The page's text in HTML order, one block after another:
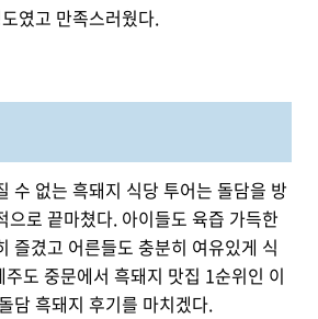
였고 만족스러웠다.
수 없는 흑돼지 식당 투어는 돌담을 방
으로 끝마쳤다. 아이들도 육즙 가득한
즐겼고 어른들도 충분히 여유있게 식
도 중문에서 흑돼지 맛집 1순위인 이
담 흑돼지 후기를 마치겠다.